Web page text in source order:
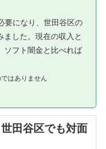
要になり、世田谷区の
ました。現在の収入と
ソフト闇金と比べれば
はありません
田谷区でも対面